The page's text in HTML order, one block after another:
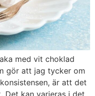
med vit choklad
gör att jag tycker om
är att det
Det kan varieras i det